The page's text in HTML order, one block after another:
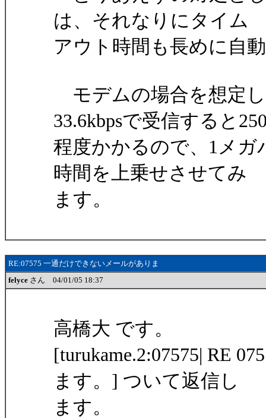
は、それなりにタイム
アウト時間も長めに自
モデムの場合を想定
33.6kbpsで受信すると
程度かかるので、1メガ
時間を上乗せさせてみ
ます。
RE:07575 一通だけできないメールがありま
felyce さん 04/01/05 18:37
高橋大 です。
[turukame.2:07575| RE
ます。] ついて返信し
ます。